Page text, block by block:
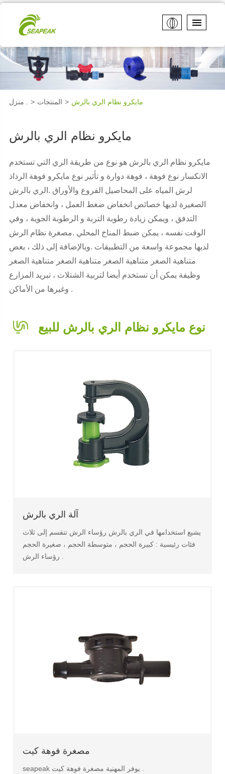
المنتجات مايكرو نظام الري بالرش
مايكرو نظام الري بالرش
مايكرو نظام الري بالرش هو نوع من طريقة الري التي تستخدم
الانكسار نوع فوهة ، فوهة دوارة و تأثير نوع مايكرو فوهة الرذاذ
لرش المياه على المحاصيل الفروع والأوراق .الري بالرش
الصغيرة لديها خصائص انخفاض ضغط العمل ، وانخفاض معدل
التدفق ، ويمكن زيادة رطوبة التربة و الرطوبة الجوية ، وفي
الوقت نفسه ، يمكن ضبط المناخ المحلي .مصغرة نظام الرش
لديها مجموعة واسعة من التطبيقات .وبالإضافة إلى ذلك ، بعض
متناهية الصغر متناهية الصغر متناهية الصغر متناهية الصغر
وظيفة يمكن أن تستخدم أيضا لتربية الشتلات ، تبريد المزارع
وغيرها من الأماكن .
نوع مايكرو نظام الري بالرش للبيع
آلة الري بالرش
يشيع استخدامها في الري بالرش رؤساء الرش تنقسم إلى ثلاث
فئات رئيسية : كبيرة الحجم ، متوسطة الحجم ، صغيرة الحجم
مصغرة فوهة كيت